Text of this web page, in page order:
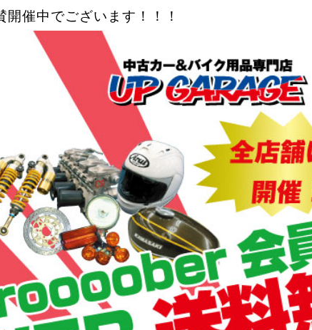
開催中でございます！！！